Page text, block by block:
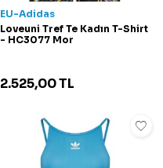
EU-Adidas
Loveuni Tref Te Kadın T-Shirt
- HC3077 Mor
2.525,00TL